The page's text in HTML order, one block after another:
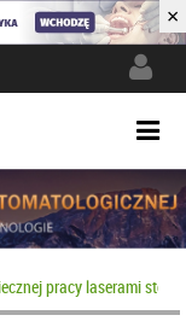
×
pracy laserami